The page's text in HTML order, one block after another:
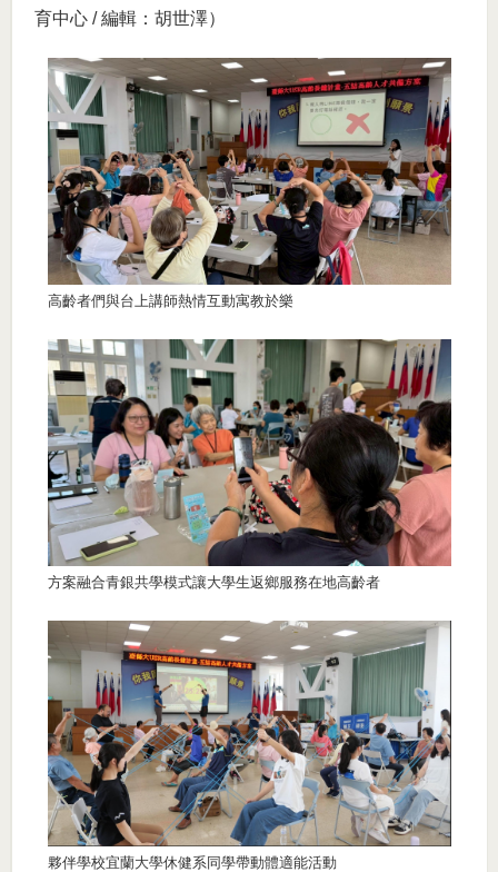
育中心 / 編輯：胡世澤）
高齡者們與台上講師熱情互動寓教於樂
方案融合青銀共學模式讓大學生返鄉服務在地高齡者
夥伴學校宜蘭大學休健系同學帶動體適能活動